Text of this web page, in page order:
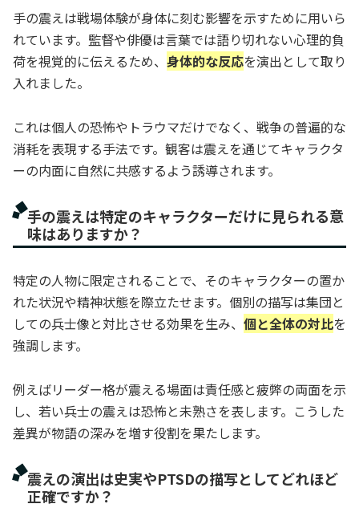
手の震えは戦場体験が身体に刻む影響を示すために用いら
れています。監督や俳優は言葉では語り切れない心理的負
荷を視覚的に伝えるため、 身体的な反応を演出として取り
入れました。
これは個人の恐怖やトラウマだけでなく、戦争の普遍的な
消耗を表現する手法です。観客は震えを通じてキャラクタ
ーの内面に自然に共感するよう誘導されます。
手の震えは特定のキャラクターだけに見られる意
味はありますか？
特定の人物に限定されることで、そのキャラクターの置か
れた状況や精神状態を際立たせます。個別の描写は集団と
しての兵士像と対比させる効果を生み、 個と全体の対比を
強調します。
例えばリーダー格が震える場面は責任感と疲弊の両面を示
し、若い兵士の震えは恐怖と未熟さを表します。こうした
差異が物語の深みを増す役割を果たします。
震えの演出は史実やPTSDの描写としてどれほど
正確ですか？